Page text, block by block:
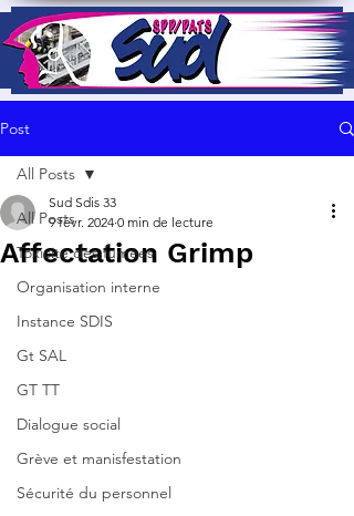
Post
All Posts
Toxicité des fumées
Organisation interne
Instance SDIS
Gt SAL
GT TT
Dialogue social
Grève et manisfestation
Sécurité du personnel
All Posts
Affectation Grimp
Sud Sdis 33
9 févr. 2024 0 min de lecture